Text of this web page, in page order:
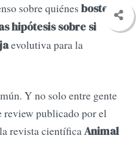
sobre quiénes bostezan
hipótesis sobre si
evolutiva para la
Y no solo entre gente
review publicado por el
revista científicaAnimal